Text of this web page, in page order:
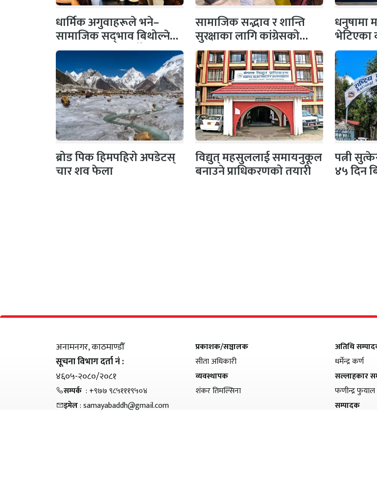
धार्मिक अगुवाहरूले भने–
सामाजिक सद्‌भाव बिथोल्ने
कार्यमा संलग्न नहोऔँ
सामाजिक सद्भाव र शान्ति
सुरक्षाका लागि कांग्रेसको
पहल, सभापति गगन…
धनुषामा
भेटिएका
प्रहरीको
ब्रोड पिक हिमपहिरो अपडेटस्
चार शव फेला
विद्युत् महसुललाई समायनुकूल
बनाउने प्राधिकरणको तयारी
पत्नी
४५ दिन
अनामनगर, काठमाण्डौँ
सूचना विभाग दर्ता नं :
४६०५-२०८०/२०८१
सम्पर्क : +९७७ ९८५१११९५०४
इमेल: samayabaddh@gmail.com
प्रकाशक/सञ्चालक
सीता अधिकारी
व्यवस्थापक
शंकर तिमल्सिना
अतिथि
धर्मेन्द्र कर्ण
सल्लाहकार
फणीन्द्र फुयाल
सम्पादक